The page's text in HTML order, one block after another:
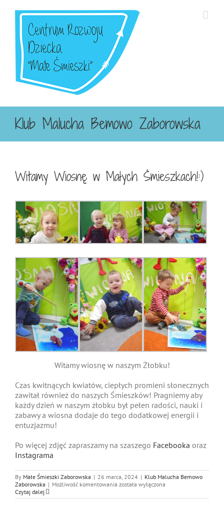
zawartości
Klub Malucha Bemowo Zaborowska
Witamy Wiosnę w Małych Śmieszkach!:)
Witamy wiosnę w naszym Żłobku!
Czas kwitnących kwiatów, ciepłych promieni słonecznych
zawitał również do naszych Śmieszków! Pragniemy aby
każdy dzień w naszym żłobku był pełen radości, nauki i
zabawy a wiosna dodaje do tego dodatkowej energii i
entuzjazmu!
Po więcej zdjęć zapraszamy na szaszego Facebooka oraz
Instagrama
By Małe Śmieszki Zaborowska | 26 marca, 2024 | Klub Malucha Bemowo
Zaborowska | Możliwość komentowania Witamy
w
została wyłączona
Czytaj dalej